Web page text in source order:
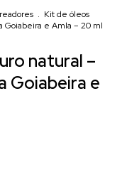
. Kit de óleos
Goiabeira e Amla – 20 ml
natural –
Goiabeira e